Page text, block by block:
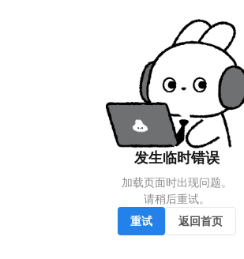
发生临时错误
加载页面时出现问题。
请稍后重试。
重试
返回首页